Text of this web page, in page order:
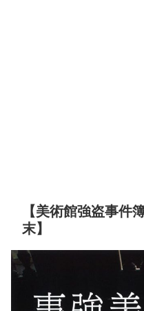
【美術館強盗事件
末】